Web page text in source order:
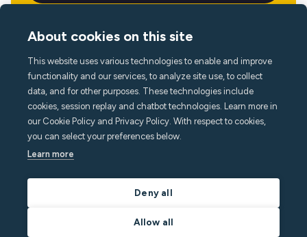
Lingua
About cookies on this site
This website uses various technologies to enable and improve
functionality and our services, to analyze site use, to collect
data, and for other purposes. These technologies include
cookies, session replay and chatbot technologies. Learn more in
our Cookie Policy and Privacy Policy. With respect to cookies,
you can select your preferences below.
Learn more
Deny all
Allow all